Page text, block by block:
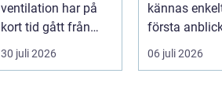
ventilation har på
kort tid gått från
nischprodukt...
30 juli 2026
kännas
första
åker till en b...
06 juli 2026